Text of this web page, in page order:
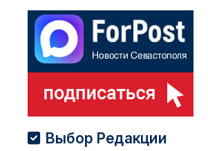
Выбор Редакции